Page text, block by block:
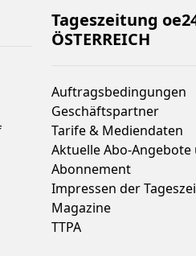
Tageszeitung
ÖSTERREICH
Auftragsbedingungen
Geschäftspartner
Tarife & Mediendaten
Aktuelle Abo-Angebote
Abonnement
Impressen der
Magazine
TTPA